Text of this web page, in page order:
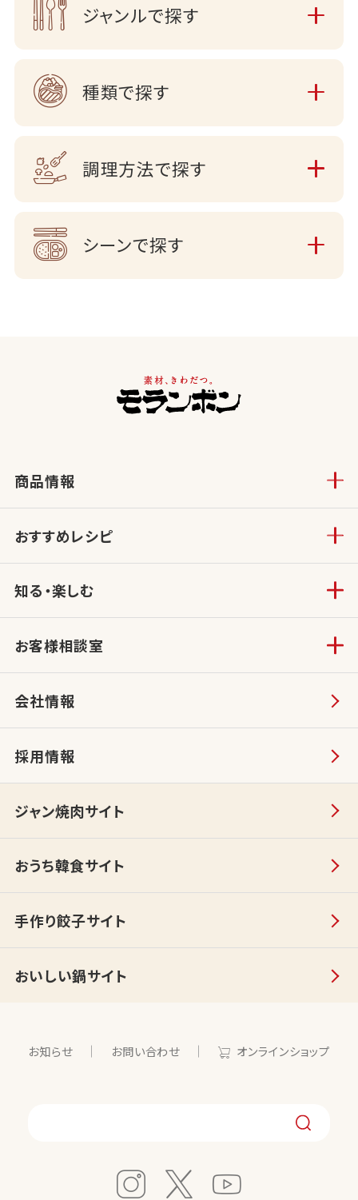
ジャンルで探す
種類で探す
調理方法で探す
シーンで探す
商品情報
おすすめレシピ
知る・楽しむ
お客様相談室
会社情報
採用情報
ジャン焼肉サイト
おうち韓食サイト
手作り餃子サイト
おいしい鍋サイト
お知らせ お問い合わせ オンラインショップ